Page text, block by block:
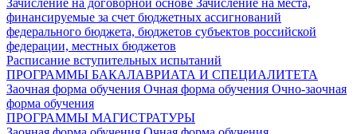
финансируемые за счет бюджетных ассигнований
федерального бюджета, бюджетов субъектов российской
федерации, местных бюджетов
Расписание вступительных испытаний
ПРОГРАММЫ БАКАЛАВРИАТА И СПЕЦИАЛИТЕТА
Заочная форма обучения Очная форма обучения Очно-заочная
форма обучения
ПРОГРАММЫ МАГИСТРАТУРЫ